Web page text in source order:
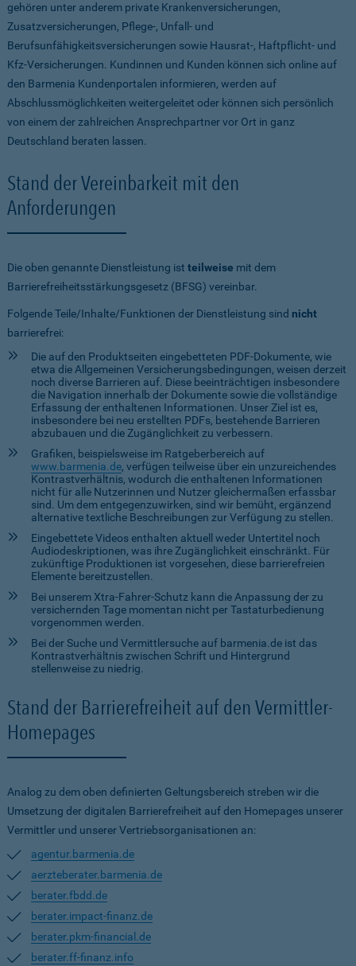
gehören unter anderem private Krankenversicherungen,
Zusatzversicherungen, Pflege-, Unfall- und
Berufsunfähigkeitsversicherungen sowie Hausrat-, Haftpflicht- und
Kfz-Versicherungen. Kundinnen und Kunden können sich online auf
den Barmenia Kundenportalen informieren, werden auf
Abschlussmöglichkeiten weitergeleitet oder können sich persönlich
von einem der zahlreichen Ansprechpartner vor Ort in ganz
Deutschland beraten lassen.
Stand der Vereinbarkeit mit den
Anforderungen
Die oben genannte Dienstleistung ist teilweise mit dem
Barrierefreiheitsstärkungsgesetz (BFSG) vereinbar.
Folgende Teile/Inhalte/Funktionen der Dienstleistung sind nicht
barrierefrei:
Die auf den Produktseiten eingebetteten PDF-Dokumente, wie
etwa die Allgemeinen Versicherungsbedingungen, weisen derzeit
noch diverse Barrieren auf. Diese beeinträchtigen insbesondere
die Navigation innerhalb der Dokumente sowie die vollständige
Erfassung der enthaltenen Informationen. Unser Ziel ist es,
insbesondere bei neu erstellten PDFs, bestehende Barrieren
abzubauen und die Zugänglichkeit zu verbessern.
Grafiken, beispielsweise im Ratgeberbereich auf
www.barmenia.de, verfügen teilweise über ein unzureichendes
Kontrastverhältnis, wodurch die enthaltenen Informationen
nicht für alle Nutzerinnen und Nutzer gleichermaßen erfassbar
sind. Um dem entgegenzuwirken, sind wir bemüht, ergänzend
alternative textliche Beschreibungen zur Verfügung zu stellen.
Eingebettete Videos enthalten aktuell weder Untertitel noch
Audiodeskriptionen, was ihre Zugänglichkeit einschränkt. Für
zukünftige Produktionen ist vorgesehen, diese barrierefreien
Elemente bereitzustellen.
Bei unserem Xtra-Fahrer-Schutz kann die Anpassung der zu
versichernden Tage momentan nicht per Tastaturbedienung
vorgenommen werden.
Bei der Suche und Vermittlersuche auf barmenia.de ist das
Kontrastverhältnis zwischen Schrift und Hintergrund
stellenweise zu niedrig.
Stand der Barrierefreiheit auf den Vermittler-
Homepages
Analog zu dem oben definierten Geltungsbereich streben wir die
Umsetzung der digitalen Barrierefreiheit auf den Homepages unserer
Vermittler und unserer Vertriebsorganisationen an:
agentur.barmenia.de
aerzteberater.barmenia.de
berater.fbdd.de
berater.impact-finanz.de
berater.pkm-financial.de
berater.ff-finanz.info